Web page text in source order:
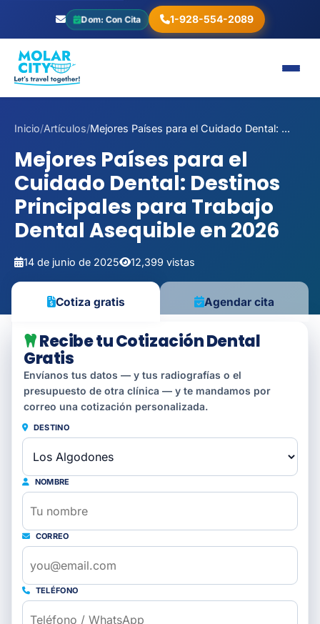
Dom: Con Cita 1-928-554-2089
Inicio/Artículos/Mejores Países para el Cuidado Dental: ...
Mejores Países para el
Cuidado Dental: Destinos
Principales para Trabajo
Dental Asequible en 2026
14 de junio de 2025 12,399 vistas
Cotiza gratis Agendar cita
Recibe tu Cotización Dental
Gratis
Envíanos tus datos — y tus radiografías o el
presupuesto de otra clínica — y te mandamos por
correo una cotización personalizada.
DESTINO
NOMBRE
CORREO
TELÉFONO